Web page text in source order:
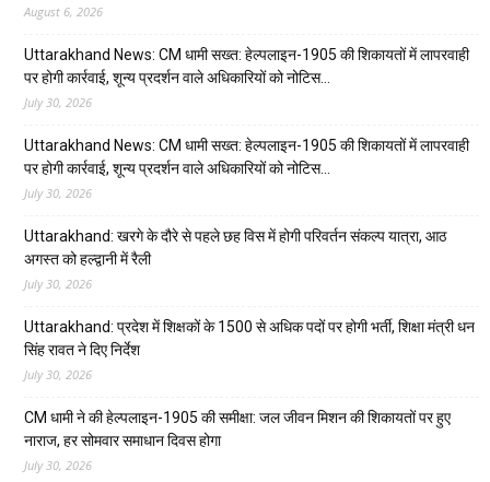
August 6, 2026
Uttarakhand News: CM धामी सख्त: हेल्पलाइन-1905 की शिकायतों में लापरवाही
पर होगी कार्रवाई, शून्य प्रदर्शन वाले अधिकारियों को नोटिस…
July 30, 2026
Uttarakhand News: CM धामी सख्त: हेल्पलाइन-1905 की शिकायतों में लापरवाही
पर होगी कार्रवाई, शून्य प्रदर्शन वाले अधिकारियों को नोटिस…
July 30, 2026
Uttarakhand: खरगे के दौरे से पहले छह विस में होगी परिवर्तन संकल्प यात्रा, आठ
अगस्त को हल्द्वानी में रैली
July 30, 2026
Uttarakhand: प्रदेश में शिक्षकों के 1500 से अधिक पदों पर होगी भर्ती, शिक्षा मंत्री धन
सिंह रावत ने दिए निर्देश
July 30, 2026
CM धामी ने की हेल्पलाइन-1905 की समीक्षा: जल जीवन मिशन की शिकायतों पर हुए
नाराज, हर सोमवार समाधान दिवस होगा
July 30, 2026